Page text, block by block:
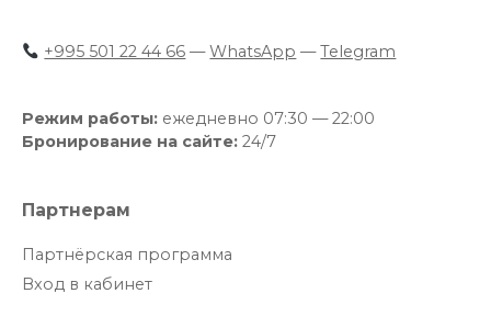
+995 501 22 44 66 —WhatsApp —Telegram
Режим работы: ежедневно 07:30 — 22:00
Бронирование на сайте: 24/7
Партнерам
Партнёрская программа
Вход в кабинет